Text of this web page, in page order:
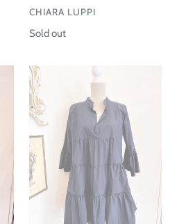
VENDOR
CHIARA LUPPI
Regular
Sold out
Abito
Mykonos
cotone
-
Taglia
unica